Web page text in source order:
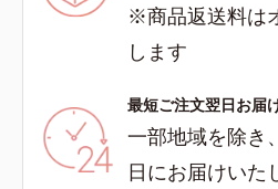
※商品返送料は
します
最短ご注文翌日お届
一部地域を除き
日にお届けいた